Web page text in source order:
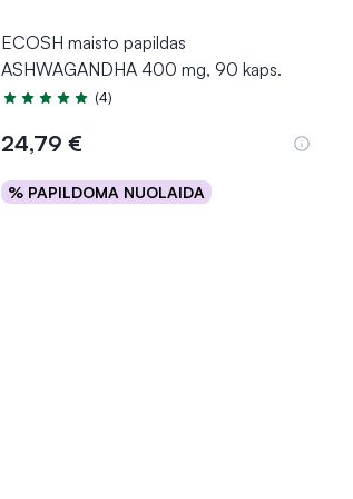
ECOSH maisto papildas
ASHWAGANDHA 400 mg, 90 kaps.
Įvertinimas 5.0 iš 5
(4)
24,79 €
% PAPILDOMA NUOLAIDA
Į krepšelį